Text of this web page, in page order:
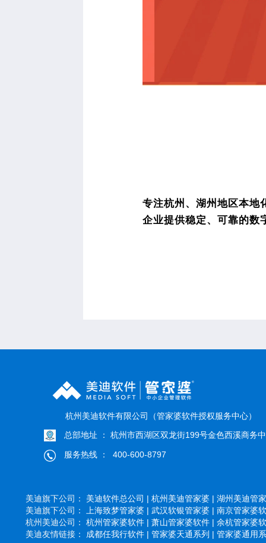
专注杭州、湖州地区本地
企业提供稳定、可靠的数
杭州美迪软件有限公司（管家婆软件授权服务中心）
总部地址 ： 杭州市西湖区双龙街199号金色西溪商务
服务热线 ： 400-600-8797
美迪旗下公司： 美迪软件总公司 | 杭州美迪管家婆 | 湖州美迪管
美迪旗下公司：
上海致梦管家婆 | 武汉软银管家婆 | 南京管家婆
杭州美迪公司： 杭州管家婆软件 | 萧山管家婆软件 | 余杭管家婆
美迪友情链接： 成都任我行软件 | 管家婆天通系列 | 管家婆通用